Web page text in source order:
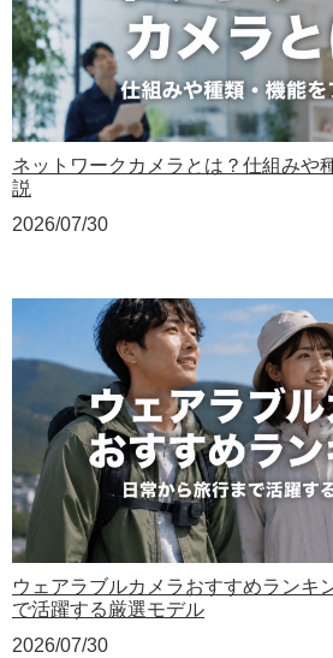
ネットワークカメラとは？仕組みや
説
2026/07/30
ウェアラブルカメラおすすめランキ
で活躍する厳選モデル
2026/07/30